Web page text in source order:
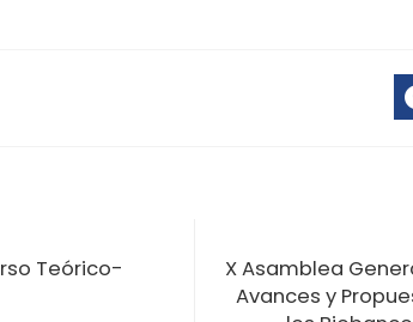
Teórico-
X Asamblea
Avances y